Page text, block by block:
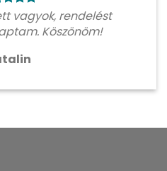
vagyok, rendelést
Köszönöm!